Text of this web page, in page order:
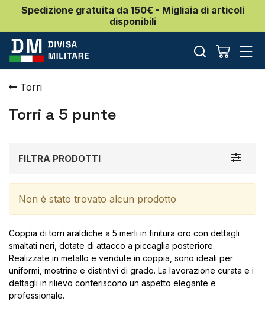
Spedizione gratuita da 150€ - Migliaia di articoli
disponibili
Torri
Torri a 5 punte
Toggle
FILTRA PRODOTTI
Non è stato trovato alcun prodotto
Coppia di torri araldiche a 5 merli in finitura oro con dettagli
smaltati neri, dotate di attacco a piccaglia posteriore.
Realizzate in metallo e vendute in coppia, sono ideali per
uniformi, mostrine e distintivi di grado. La lavorazione curata e i
dettagli in rilievo conferiscono un aspetto elegante e
professionale.